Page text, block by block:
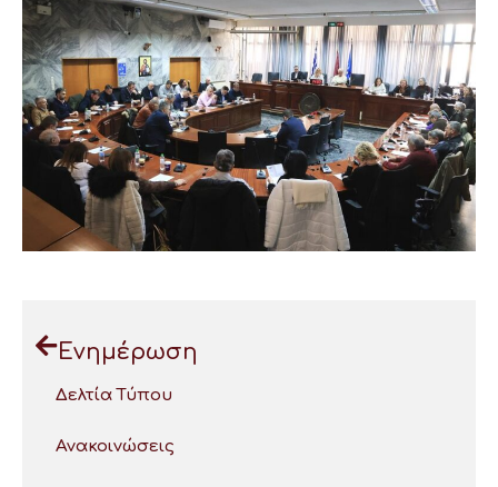
Ενημέρωση
Δελτία Τύπου
Ανακοινώσεις